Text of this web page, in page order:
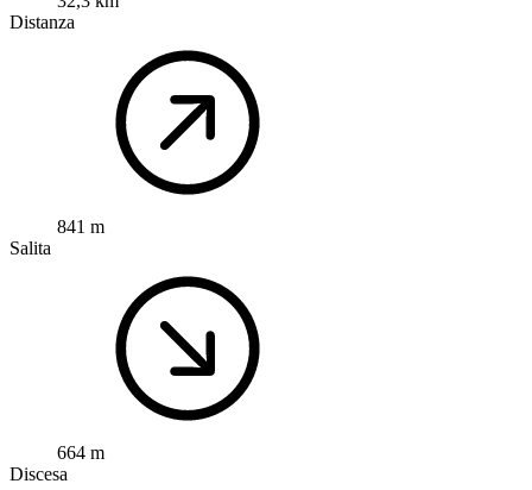
Distanza
841 m
Salita
664 m
Discesa